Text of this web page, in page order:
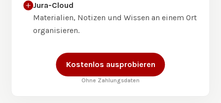
Jura-Cloud
Materialien, Notizen und Wissen an einem Ort
organisieren.
Kostenlos ausprobieren
Ohne Zahlungsdaten